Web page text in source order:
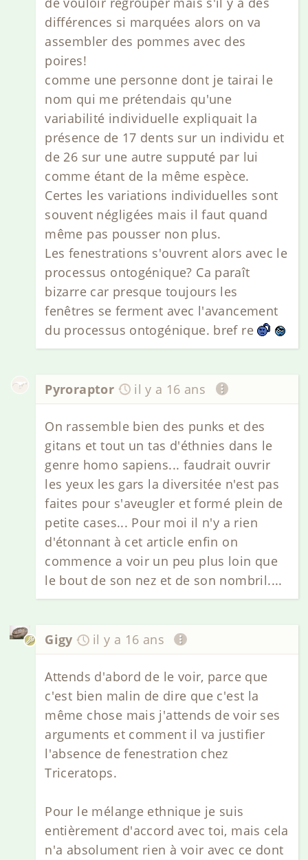
différences si marquées alors on va
assembler des pommes avec des
poires!
comme une personne dont je tairai le
nom qui me prétendais qu'une
variabilité individuelle expliquait la
présence de 17 dents sur un individu et
de 26 sur une autre supputé par lui
comme étant de la même espèce.
Certes les variations individuelles sont
souvent négligées mais il faut quand
même pas pousser non plus.
Les fenestrations s'ouvrent alors avec le
processus ontogénique? Ca paraît
bizarre car presque toujours les
fenêtres se ferment avec l'avancement
du processus ontogénique. bref re
Pyroraptor il y a 16 ans
On rassemble bien des punks et des
gitans et tout un tas d'éthnies dans le
genre homo sapiens... faudrait ouvrir
les yeux les gars la diversitée n'est pas
faites pour s'aveugler et formé plein de
petite cases... Pour moi il n'y a rien
d'étonnant à cet article enfin on
commence a voir un peu plus loin que
le bout de son nez et de son nombril....
Gigy il y a 16 ans
Attends d'abord de le voir, parce que
c'est bien malin de dire que c'est la
même chose mais j'attends de voir ses
arguments et comment il va justifier
l'absence de fenestration chez
Triceratops.
Pour le mélange ethnique je suis
entièrement d'accord avec toi, mais cela
n'a absolument rien à voir avec ce dont